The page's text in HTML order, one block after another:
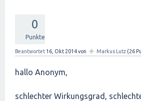
0
Punkte
Beantwortet 16, Okt 2014von ✦ Markus Lutz (26
hallo Anonym,
schlechter Wirkungsgrad,